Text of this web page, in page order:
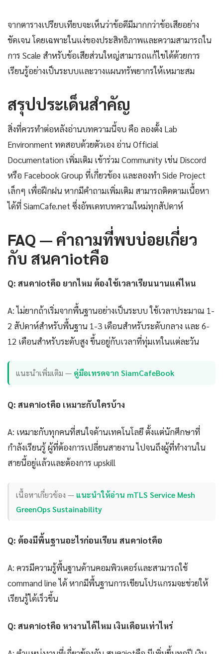
จากตารางเปรียบเทียบจะเห็นว่าข้อดีมีมากกว่าข้อเสียอย่าง
ชัดเจน โดยเฉพาะในแง่ของประสิทธิภาพและความสามารถใน
การ Scale สำหรับข้อเสียส่วนใหญ่สามารถแก้ไขได้ด้วยการ
เรียนรู้อย่างเป็นระบบและวางแผนทรัพยากรให้เหมาะสม
สรุปประเด็นสำคัญ
สิ่งที่ควรทำต่อหลังอ่านบทความนี้จบ คือ ลองตั้ง Lab
Environment ทดสอบด้วยตัวเอง อ่าน Official
Documentation เพิ่มเติม เข้าร่วม Community เช่น Discord
หรือ Facebook Group ที่เกี่ยวข้อง และลองทำ Side Project
เล็กๆ เพื่อฝึกฝน หากมีคำถามเพิ่มเติม สามารถติดตามเนื้อหา
ได้ที่ SiamCafe.net ซึ่งอัพเดทบทความใหม่ทุกสัปดาห์
FAQ — คำถามที่พบบ่อยเกี่ยว
กับ สนคาiotคือ
Q: สนคาiotคือ ยากไหม ต้องใช้เวลาเรียนนานแค่ไหน
A: ไม่ยากถ้าเริ่มจากพื้นฐานอย่างเป็นระบบ ใช้เวลาประมาณ 1-
2 สัปดาห์สำหรับพื้นฐาน 1-3 เดือนสำหรับระดับกลาง และ 6-
12 เดือนสำหรับระดับสูง ขึ้นอยู่กับเวลาที่ทุ่มเทในแต่ละวัน
แนะนำเพิ่มเติม — คู่มือเทรดจาก SiamCafeBook
Q: สนคาiotคือ เหมาะกับใครบ้าง
A: เหมาะกับทุกคนที่สนใจด้านเทคโนโลยี ตั้งแต่นักศึกษาที่
กำลังเรียนรู้ ผู้ที่ต้องการเปลี่ยนสายงาน ไปจนถึงผู้ที่ทำงานใน
สายนี้อยู่แล้วและต้องการ upskill
เนื้อหาเกี่ยวข้อง — แนะนำให้อ่าน mTLS Service Mesh
GreenOps Sustainability
Q: ต้องมีพื้นฐานอะไรก่อนเรียน สนคาiotคือ
A: ควรมีความรู้พื้นฐานด้านคอมพิวเตอร์และสามารถใช้
command line ได้ หากมีพื้นฐานการเขียนโปรแกรมจะช่วยให้
เรียนรู้ได้เร็วขึ้น
Q: สนคาiotคือ หางานได้ไหม เงินเดือนเท่าไหร่